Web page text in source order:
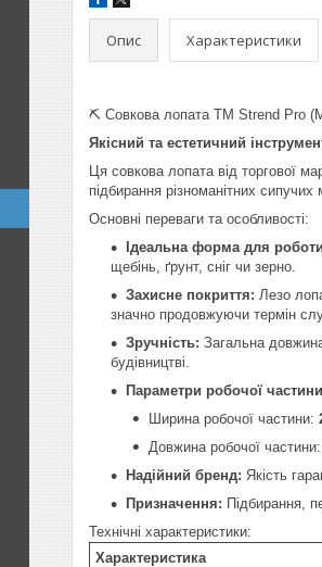
Опис Характеристики
⛏️ Совкова лопата ТМ Strend Pro
Якісний та естетичний
Ця совкова лопата від торгової
підбирання різноманітних сипучих
Основні переваги та особливості:
Ідеальна форма для
щебінь, ґрунт, сніг чи зерно.
Захисне покриття: Лезо
значно продовжуючи термін
Зручність: Загальна
будівництві.
Параметри робочої
Ширина робочої частини:
Довжина робочої частини:
Надійний бренд: Якість
Призначення: Підбирання,
Технічні характеристики:
Характеристика